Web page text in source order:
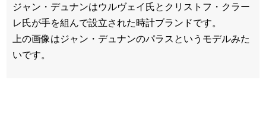
ジャン・デュナンはウルヴェイ氏とクリストフ・クラー
レ氏が手を組んで設立された時計ブランドです。
上の画像はジャン・デュナンのパラスというモデルみた
いです。